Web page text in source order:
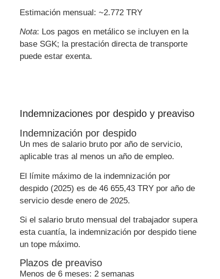
Estimación mensual: ~2.772 TRY
Nota: Los pagos en metálico se incluyen en la
base SGK; la prestación directa de transporte
puede estar exenta.
Indemnizaciones por despido y preaviso
Indemnización por despido
Un mes de salario bruto por año de servicio,
aplicable tras al menos un año de empleo.
El límite máximo de la indemnización por
despido (2025) es de 46 655,43 TRY por año de
servicio desde enero de 2025.
Si el salario bruto mensual del trabajador supera
esta cuantía, la indemnización por despido tiene
un tope máximo.
Plazos de preaviso
Menos de 6 meses: 2 semanas